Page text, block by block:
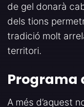
de gel donarà
dels tions
tradició molt
territori.
Programa
A més d’aquest